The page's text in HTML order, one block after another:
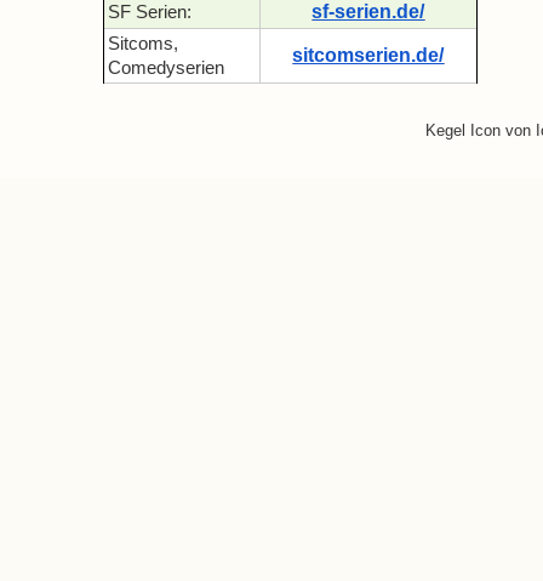
SF Serien: sf-serien.de/
Sitcoms,
Comedyserien
sitcomserien.de/
Kegel Icon von